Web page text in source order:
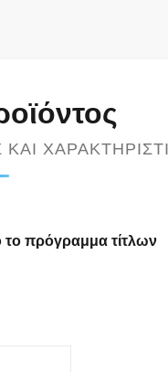
το πρόγραμμα τίτλων